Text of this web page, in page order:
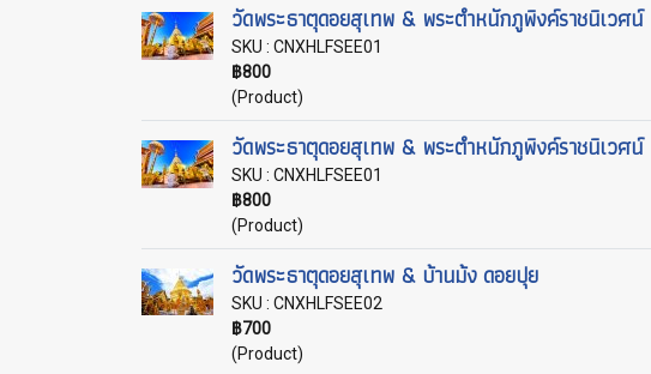
วัดพระธาตุดอยสุเทพ & พระตำหนักภูพิงค์ราชนิเวศน์
SKU : CNXHLFSEE01
฿800
(Product)
วัดพระธาตุดอยสุเทพ & พระตำหนักภูพิงค์ราชนิเวศน์
SKU : CNXHLFSEE01
฿800
(Product)
วัดพระธาตุดอยสุเทพ & บ้านม้ง ดอยปุย
SKU : CNXHLFSEE02
฿700
(Product)